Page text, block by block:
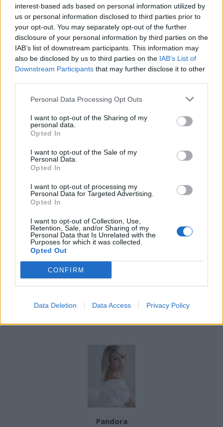
interest-based ads based on personal information utilized by
us or personal information disclosed to third parties prior to
your opt-out. You may separately opt-out of the further
disclosure of your personal information by third parties on the
IAB’s list of downstream participants. This information may
also be disclosed by us to third parties on the IAB’s List of
Downstream Participants that may further disclose it to other
Personal Data Processing Opt Outs
I want to opt-out of the Sharing of my
personal data.
Opted In
I want to opt-out of the Sale of my
Personal Data.
Opted In
I want to opt-out of processing my
Personal Data for Targeted Advertising.
Opted In
I want to opt-out of Collection, Use,
Retention, Sale, and/or Sharing of my
Personal Data that Is Unrelated with the
Purposes for which it was collected.
Opted Out
CONFIRM
Data Deletion Data Access Privacy Policy
CÍMKÉK Annabella Rose Eric Morton Sorozat szerelem
Pandora